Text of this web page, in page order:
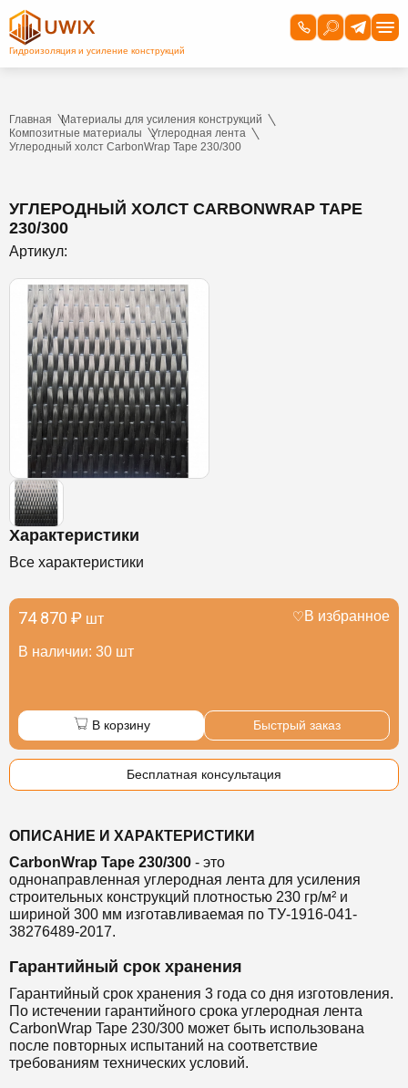
Главная
Материалы для усиления конструкций
Композитные материалы
Углеродная лента
Углеродный холст CarbonWrap Tape 230/300
УГЛЕРОДНЫЙ ХОЛСТ CARBONWRAP TAPE
230/300
Артикул:
Характеристики
Все характеристики
74 870 ₽ шт
В наличии: 30 шт
В избранное
В корзину Быстрый заказ
Бесплатная консультация
ОПИСАНИЕ И ХАРАКТЕРИСТИКИ
CarbonWrap Tape 230/300 - это
однонаправленная углеродная лента для усиления
строительных конструкций плотностью 230 гр/м² и
шириной 300 мм изготавливаемая по ТУ-1916-041-
38276489-2017.
Гарантийный срок хранения
Гарантийный срок хранения 3 года со дня изготовления.
По истечении гарантийного срока углеродная лента
CarbonWrap Tape 230/300 может быть использована
после повторных испытаний на соответствие
требованиям технических условий.